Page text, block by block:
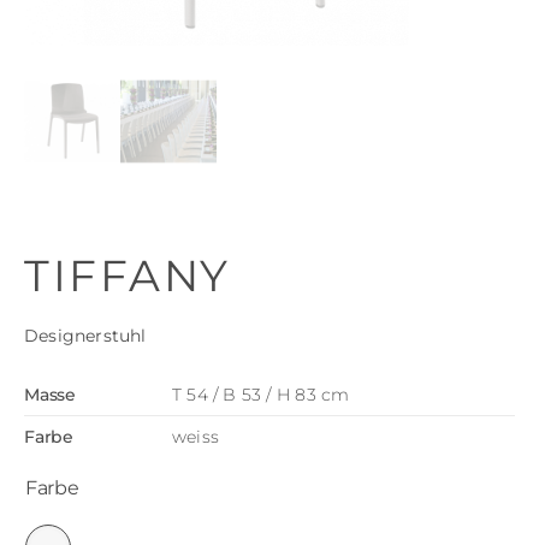
TIFFANY
Designerstuhl
Masse
T 54 / B 53 / H 83 cm
Farbe
weiss
Farbe